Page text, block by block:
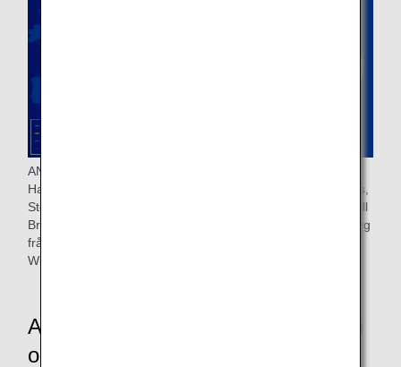
ANA trafikerar nio städer i åtta länder, med flyg från Tokyo
Haneda Airport till Frankfurt, München, Wien, London, Paris,
Stockholm, Milano och Istanbul, samt från Narita flygplats till
Bryssel. Lufthansa trafikerar fyra städer i tre länder, med flyg
från Tokyo och Osaka till Frankfurt, München, Zürich och
Wien.
ANA och Lufthansa Airlines flygplan
och lounger